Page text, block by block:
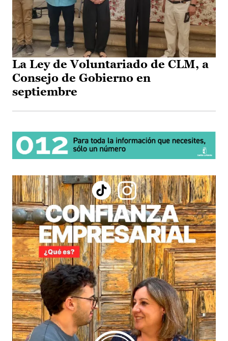
La Ley de Voluntariado de CLM, a
Consejo de Gobierno en
septiembre